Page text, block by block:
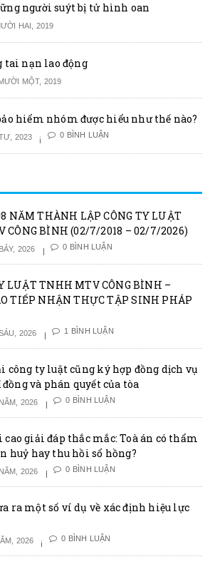
người suýt bị tử hình oan
HAI, 2019
tai nạn lao động
MỘT, 2019
hiểm nhóm được hiểu như thế nào?
2023 0 BÌNH LUẬN
NĂM THÀNH LẬP CÔNG TY LUẬT
CÔNG BÌNH (02/7/2018 – 02/7/2026)
2026 0 BÌNH LUẬN
LUẬT TNHH MTV CÔNG BÌNH –
TIẾP NHẬN THỰC TẬP SINH PHÁP
2026 1 BÌNH LUẬN
công ty luật cũng ký hợp đồng dịch vụ
và phán quyết của tòa
2026 0 BÌNH LUẬN
cao giải đáp thắc mắc: Toà án có thẩm
huỷ hay thu hồi sổ hồng?
2026 0 BÌNH LUẬN
ra một số ví dụ về xác định hiệu lực
2026 0 BÌNH LUẬN